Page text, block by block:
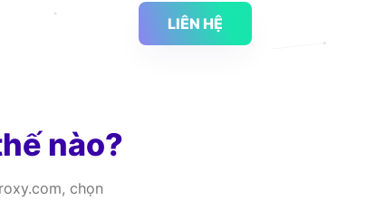
LIÊN HỆ
nào?
chọn